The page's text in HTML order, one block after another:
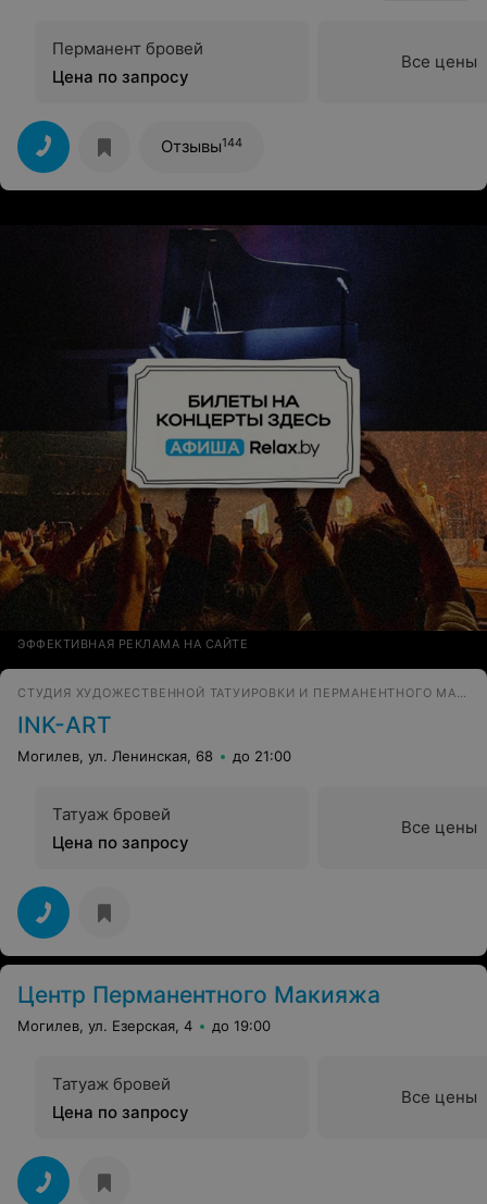
Перманент бровей
Цена по запросу
Все цены
Отзывы144
ЭФФЕКТИВНАЯ РЕКЛАМА НА САЙТЕ
СТУДИЯ ХУДОЖЕСТВЕННОЙ ТАТУИРОВКИ И ПЕРМАНЕНТНОГО МАКИЯЖА
INK-ART
Могилев, ул. Ленинская, 68 до 21:00
Татуаж бровей
Цена по запросу
Все цены
Центр Перманентного Макияжа
Могилев, ул. Езерская, 4 до 19:00
Татуаж бровей
Цена по запросу
Все цены